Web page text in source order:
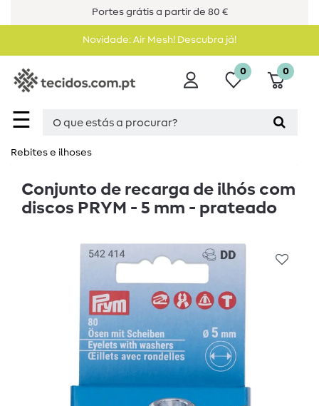
Portes grátis a partir de 80 €
Novidade: Air Mesh! Descubra já!
☰
0 0
Rebites e ilhoses
Conjunto de recarga de ilhós com
discos PRYM - 5 mm - prateado